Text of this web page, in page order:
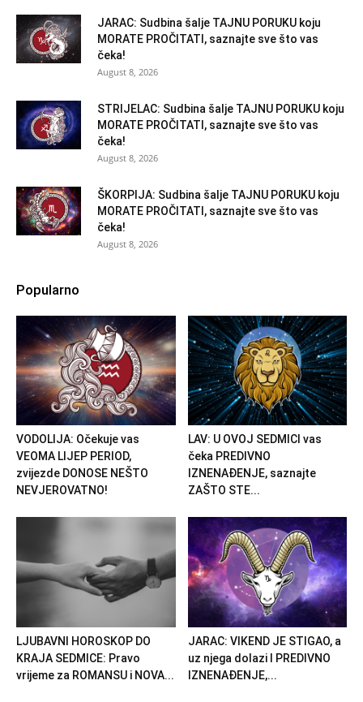
JARAC: Sudbina šalje TAJNU PORUKU koju
MORATE PROČITATI, saznajte sve što vas
čeka!
August 8, 2026
STRIJELAC: Sudbina šalje TAJNU PORUKU koju
MORATE PROČITATI, saznajte sve što vas
čeka!
August 8, 2026
ŠKORPIJA: Sudbina šalje TAJNU PORUKU koju
MORATE PROČITATI, saznajte sve što vas
čeka!
August 8, 2026
Popularno
VODOLIJA: Očekuje vas
VEOMA LIJEP PERIOD,
zvijezde DONOSE NEŠTO
NEVJEROVATNO!
LAV: U OVOJ SEDMICI vas
čeka PREDIVNO
IZNENAĐENJE, saznajte
ZAŠTO STE...
LJUBAVNI HOROSKOP DO
KRAJA SEDMICE: Pravo
vrijeme za ROMANSU i NOVA...
JARAC: VIKEND JE STIGAO, a
uz njega dolazi I PREDIVNO
IZNENAĐENJE,...